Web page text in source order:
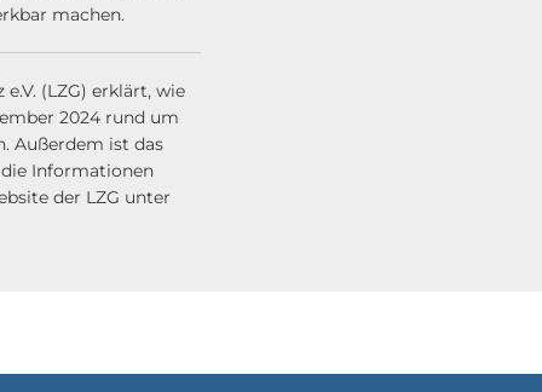
machen.
(LZG) erklärt, wie
2024 rund um
Außerdem ist das
Informationen
der LZG unter